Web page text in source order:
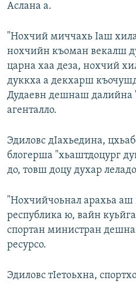
Аслана а.
"Нохчий миччахь Iаш
нохчийн къоман векалш
царна хаа деза, нохчий
дуккха а декхарш
Дудаевн дешнаш далийна
агенталло.
Эдиловс дIахьедина,
блогерша "хьаштдоцург
до, товш доцу духар
"Нохчийчоьнал арахьа аш
республика ю, вайн
спортан министран
ресурсо.
Эдиловс тIетоьхна,